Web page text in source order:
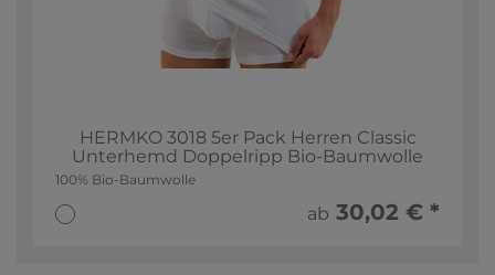
HERMKO 3018 5er Pack Herren Classic
Unterhemd Doppelripp Bio-Baumwolle
100% Bio-Baumwolle
ab 30,02 € *